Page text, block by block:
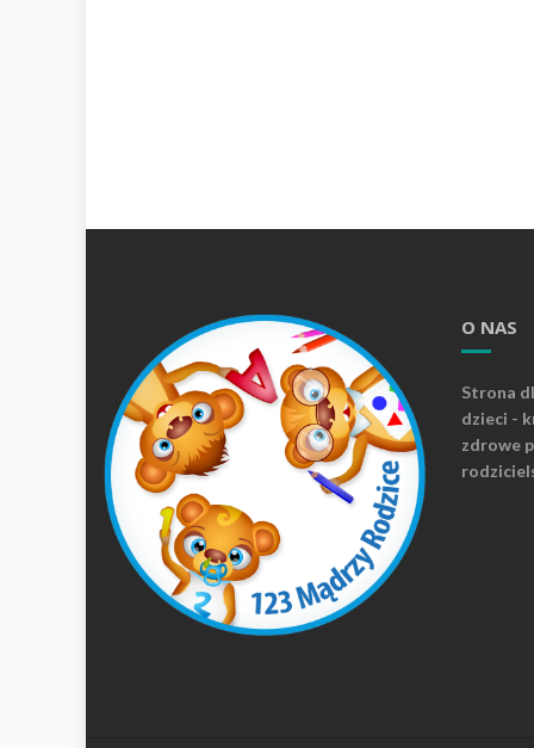
O NAS
Strona
dzieci -
zdrowe